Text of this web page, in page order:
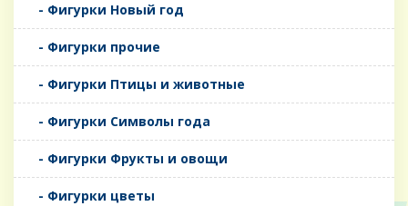
- Фигурки Новый год
- Фигурки прочие
- Фигурки Птицы и животные
- Фигурки Символы года
- Фигурки Фрукты и овощи
- Фигурки цветы